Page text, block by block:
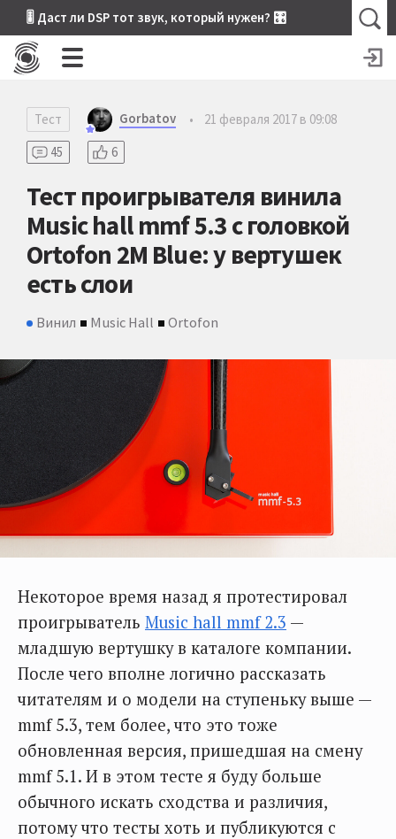
🎚 Даст ли DSP тот звук, который нужен? 🎛
Тест Gorbatov •
21 февраля 2017 в 09:08
45
6
Тест проигрывателя винила
Music hall mmf 5.3 с головкой
Ortofon 2M Blue: у вертушек
есть слои
Винил Music Hall Ortofon
Некоторое время назад я протестировал
проигрыватель Music hall mmf 2.3 —
младшую вертушку в каталоге компании.
После чего вполне логично рассказать
читателям и о модели на ступеньку выше —
mmf 5.3, тем более, что это тоже
обновленная версия, пришедшая на смену
mmf 5.1. И в этом тесте я буду больше
обычного искать сходства и различия,
потому что тесты хоть и публикуются с